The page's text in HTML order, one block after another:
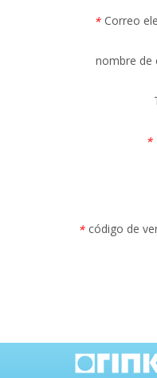
* Correo
nombre de
*
* código de